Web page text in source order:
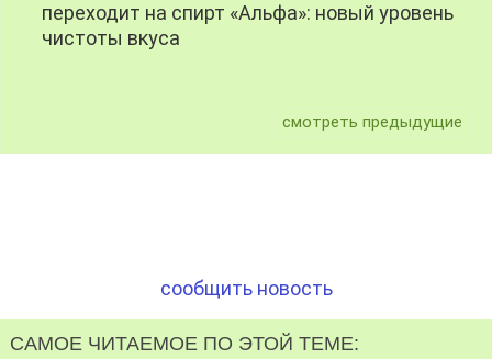
переходит на спирт «Альфа»: новый уровень
чистоты вкуса
смотреть предыдущие
сообщить новость
САМОЕ ЧИТАЕМОЕ ПО ЭТОЙ ТЕМЕ: